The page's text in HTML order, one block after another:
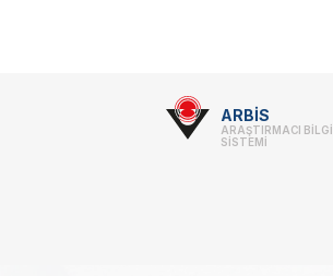
ARBİS
ARAŞTIRMACI BİLGİ
SİSTEMİ